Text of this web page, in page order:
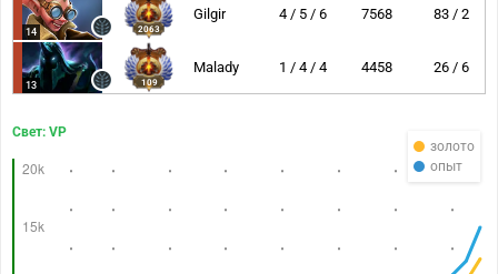
14 2063
Gilgir 4 / 5 / 6 7568 83 / 2
13 109
Malady 1 / 4 / 4 4458 26 / 6
золото
опыт
Свет: VP